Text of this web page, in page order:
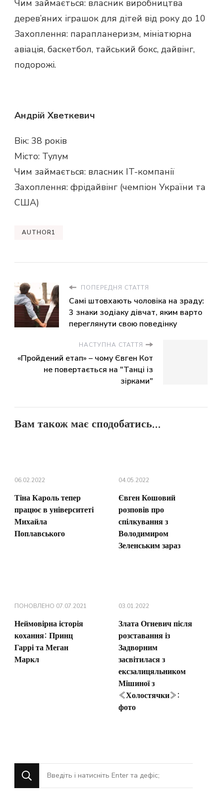
Чим займається: власник виробництва
дерев’яних іграшок для дітей від року до 10
Захоплення: парапланеризм, мініатюрна
авіація, баскетбол, тайський бокс, дайвінг,
подорожі.
Андрій Хветкевич
Вік: 38 років
Місто: Тулум
Чим займається: власник IT-компанії
Захоплення: фрідайвінг (чемпіон України та
США)
AUTHOR1
ПОПЕРЕДНЯ СТАТТЯ
Самі штовхають чоловіка на зраду:
3 знаки зодіаку дівчат, яким варто
переглянути свою поведінку
НАСТУПНА СТАТТЯ
«Пройдений етап» – чому Євген Кот
не повертається на "Танці із
зірками"
Вам також має сподобатись...
06.02.2022
Тіна Кароль тепер
працює в університеті
Михайла
Поплавського
04.05.2022
Євген Кошовий
розповів про
спілкування з
Володимиром
Зеленським зараз
ПОНОВЛЕНО 07.07.2021
Неймовірна історія
кохання: Принц
Гаррі та Меган
Маркл
03.01.2022
Злата Огневич після
розставання із
Задворним
засвітилася з
ексзалицяльником
Мішиної з
«Холостячки»:
фото
Шукаєте
щось?